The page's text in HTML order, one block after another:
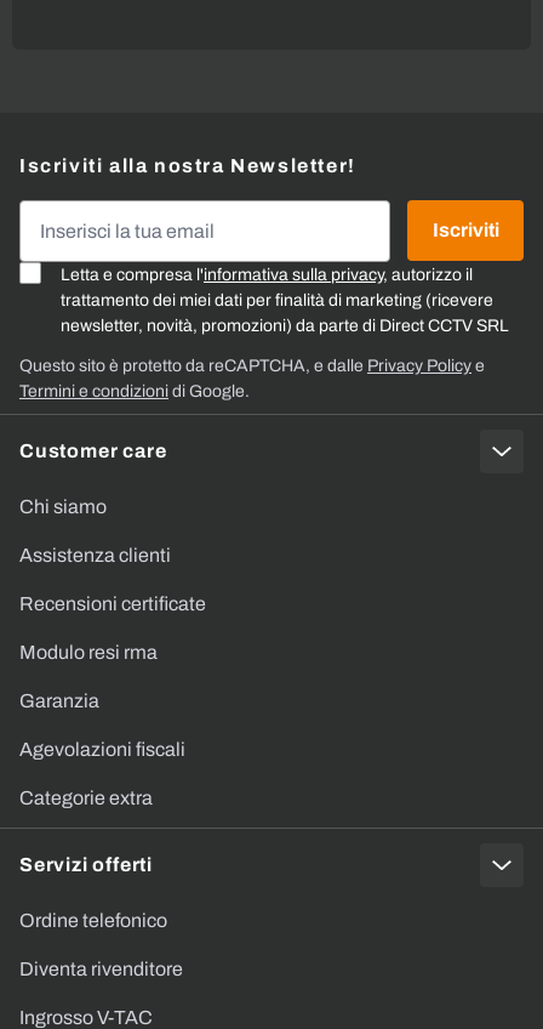
Customer care
Chi siamo
Assistenza clienti
Recensioni certificate
Modulo resi rma
Garanzia
Agevolazioni fiscali
Categorie extra
Servizi offerti
Ordine telefonico
Diventa rivenditore
Ingrosso V-TAC
Iscriviti alla nostra Newsletter!
Letta e compresa l'informativa sulla privacy, autorizzo il
trattamento dei miei dati per finalità di marketing (ricevere
newsletter, novità, promozioni) da parte di Direct CCTV SRL
Iscriviti
Questo sito è protetto da reCAPTCHA, e dalle Privacy Policy e
Termini e condizioni di Google.